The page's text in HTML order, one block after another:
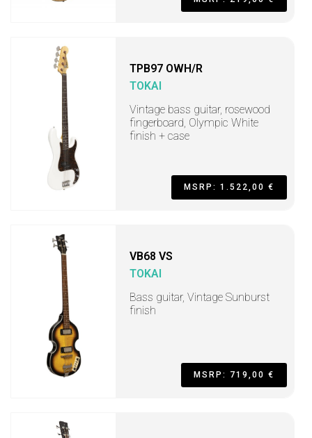
TPB97 OWH/R
TOKAI
Vintage bass guitar, rosewood
fingerboard, Olympic White
finish + case
MSRP: 1.522,00 €
VB68 VS
TOKAI
Bass guitar, Vintage Sunburst
finish
MSRP: 719,00 €